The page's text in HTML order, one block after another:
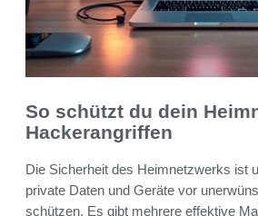
So schützt du dein
Hackerangriffen
Die Sicherheit des Heimnetzwerks ist
private Daten und Geräte vor
schützen. Es gibt mehrere effektive